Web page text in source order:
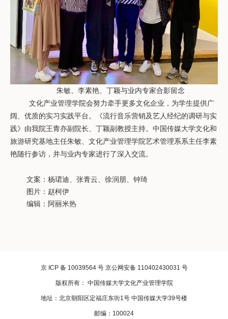
朱敏、李素艳、丁颖与业内专家合影留念
文化产业管理学院会努力牵手更多文化企业，为学生提供广
阔、优质的实习实践平台。《流行音乐营销及艺人经纪的调研与实
践》由我院王青亦副院长、丁颖副教授主持。中国传媒大学文化和
旅游研究基地主任朱敏、文化产业管理学院艺术管理系系主任李素
艳随行参访，并与业内专家进行了深入交流。
文案：杨珺迪、张青云、徐润朋、钟琦
图片：赵柯伊
编辑：阿丽米热
京 ICP 备 10039564 号 京公网安备 110402430031 号
版权所有： 中国传媒大学文化产业管理学院
地址：北京朝阳区定福庄东街1号 中国传媒大学39号楼
邮编：100024